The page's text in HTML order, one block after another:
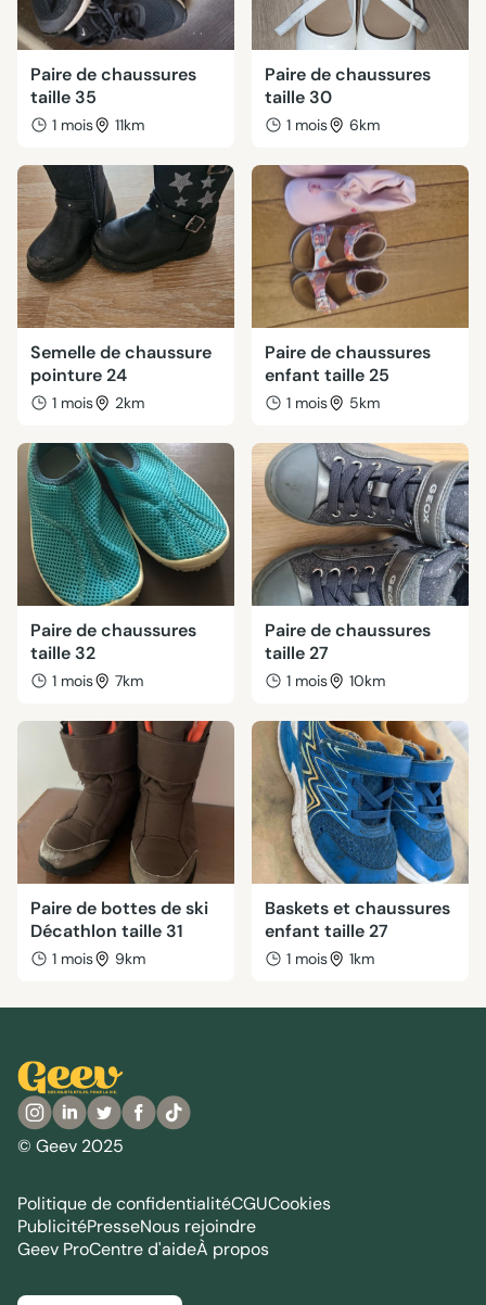
Paire de chaussures
taille 35
1 mois 11km
Paire de chaussures
taille 30
1 mois 6km
Semelle de chaussure
pointure 24
1 mois 2km
Paire de chaussures
enfant taille 25
1 mois 5km
Paire de chaussures
taille 32
1 mois 7km
Paire de chaussures
taille 27
1 mois 10km
Paire de bottes de ski
Décathlon taille 31
1 mois 9km
Baskets et chaussures
enfant taille 27
1 mois 1km
© Geev 2025
Politique de confidentialitéCGUCookies
PublicitéPresseNous rejoindre
Geev ProCentre d'aideÀ propos